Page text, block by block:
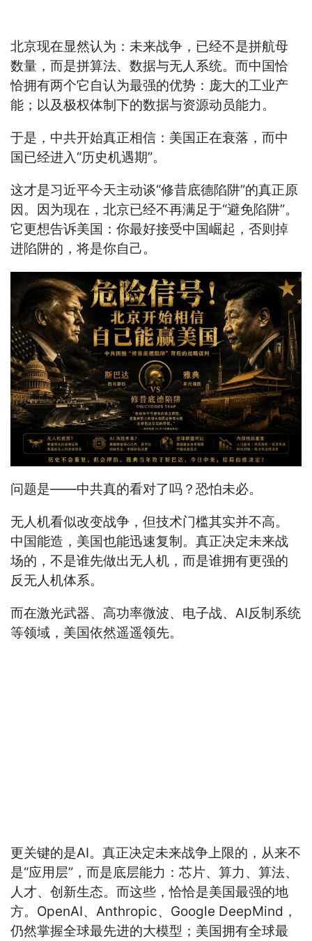
北京现在显然认为：未来战争，已经不是拼航母
数量，而是拼算法、数据与无人系统。而中国恰
恰拥有两个它自认为最强的优势：庞大的工业产
能；以及极权体制下的数据与资源动员能力。
于是，中共开始真正相信：美国正在衰落，而中
国已经进入“历史机遇期”。
这才是习近平今天主动谈“修昔底德陷阱”的真正原
因。因为现在，北京已经不再满足于“避免陷阱”。
它更想告诉美国：你最好接受中国崛起，否则掉
进陷阱的，将是你自己。
问题是——中共真的看对了吗？恐怕未必。
无人机看似改变战争，但技术门槛其实并不高。
中国能造，美国也能迅速复制。真正决定未来战
场的，不是谁先做出无人机，而是谁拥有更强的
反无人机体系。
而在激光武器、高功率微波、电子战、AI反制系统
等领域，美国依然遥遥领先。
更关键的是AI。真正决定未来战争上限的，从来不
是“应用层”，而是底层能力：芯片、算力、算法、
人才、创新生态。而这些，恰恰是美国最强的地
方。OpenAI、Anthropic、Google DeepMind，
仍然掌握全球最先进的大模型；美国拥有全球最